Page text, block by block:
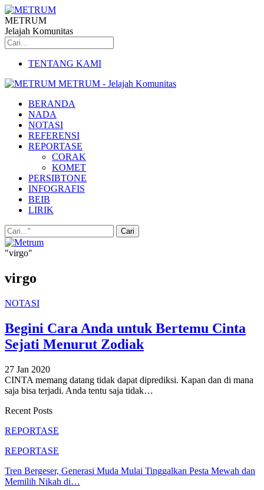
METRUM
Jelajah Komunitas
TENTANG KAMI
METRUM - Jelajah Komunitas
BERANDA
NADA
NOTASI
REFERENSI
REPORTASE
CORAK
KOMET
PERSIBTONE
INFOGRAFIS
BEIB
LIRIK
"virgo"
virgo
NOTASI
Begini Cara Anda untuk Bertemu Cinta
Sejati Menurut Zodiak
27 Jan 2020
CINTA memang datang tidak dapat diprediksi. Kapan dan di mana
saja bisa terjadi. Anda tentu saja tidak…
Recent Posts
REPORTASE
REPORTASE
Tren Bergeser, Generasi Muda Mulai Tinggalkan Pesta Mewah dan
Memilih Nikah di…